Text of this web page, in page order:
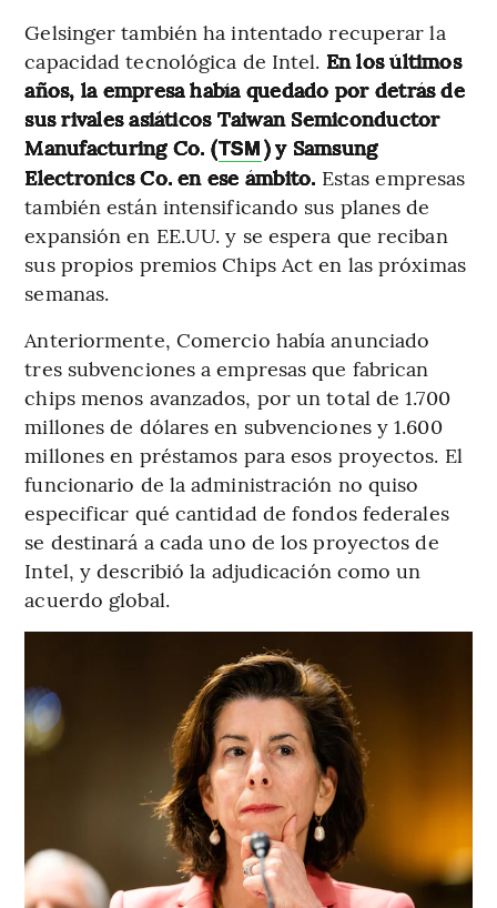
Gelsinger también ha intentado recuperar la
capacidad tecnológica de Intel. En los últimos
años, la empresa había quedado por detrás de
sus rivales asiáticos Taiwan Semiconductor
Manufacturing Co. (TSM) y Samsung
Electronics Co. en ese ámbito. Estas empresas
también están intensificando sus planes de
expansión en EE.UU. y se espera que reciban
sus propios premios Chips Act en las próximas
semanas.
Anteriormente, Comercio había anunciado
tres subvenciones a empresas que fabrican
chips menos avanzados, por un total de 1.700
millones de dólares en subvenciones y 1.600
millones en préstamos para esos proyectos. El
funcionario de la administración no quiso
especificar qué cantidad de fondos federales
se destinará a cada uno de los proyectos de
Intel, y describió la adjudicación como un
acuerdo global.